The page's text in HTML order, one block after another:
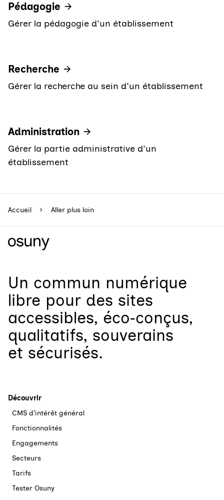
Pédagogie
Gérer la pédagogie d'un établissement
Recherche
Gérer la recherche au sein d'un établissement
Administration
Gérer la partie administrative d'un
établissement
Accueil Aller plus loin
Un commun numérique
libre pour des sites
accessibles, éco‑conçus,
qualitatifs, souverains
et sécurisés.
Découvrir
CMS d’intérêt général
Fonctionnalités
Engagements
Secteurs
Tarifs
Tester Osuny